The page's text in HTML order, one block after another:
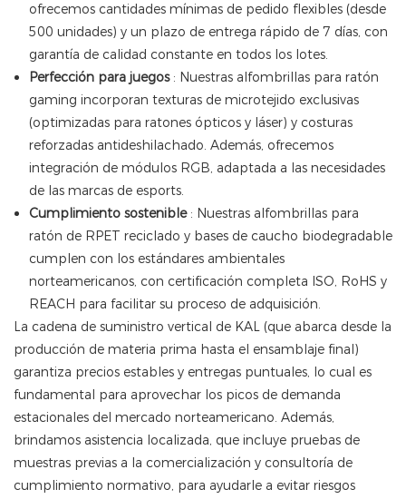
ofrecemos cantidades mínimas de pedido flexibles (desde
500 unidades) y un plazo de entrega rápido de 7 días, con
garantía de calidad constante en todos los lotes.
Perfección para juegos: Nuestras alfombrillas para ratón
gaming incorporan texturas de microtejido exclusivas
(optimizadas para ratones ópticos y láser) y costuras
reforzadas antideshilachado. Además, ofrecemos
integración de módulos RGB, adaptada a las necesidades
de las marcas de esports.
Cumplimiento sostenible: Nuestras alfombrillas para
ratón de RPET reciclado y bases de caucho biodegradable
cumplen con los estándares ambientales
norteamericanos, con certificación completa ISO, RoHS y
REACH para facilitar su proceso de adquisición.
La cadena de suministro vertical de KAL (que abarca desde la
producción de materia prima hasta el ensamblaje final)
garantiza precios estables y entregas puntuales, lo cual es
fundamental para aprovechar los picos de demanda
estacionales del mercado norteamericano. Además,
brindamos asistencia localizada, que incluye pruebas de
muestras previas a la comercialización y consultoría de
cumplimiento normativo, para ayudarle a evitar riesgos